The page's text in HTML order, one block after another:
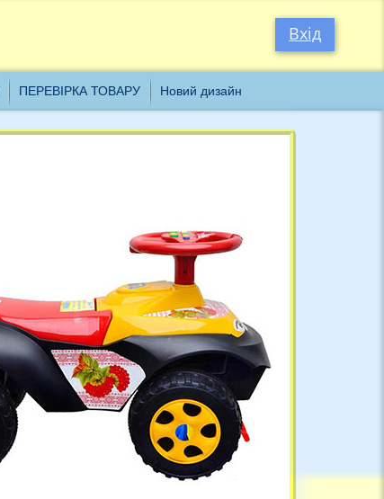
Вхід
ПЕРЕВІРКА ТОВАРУ Новий дизайн